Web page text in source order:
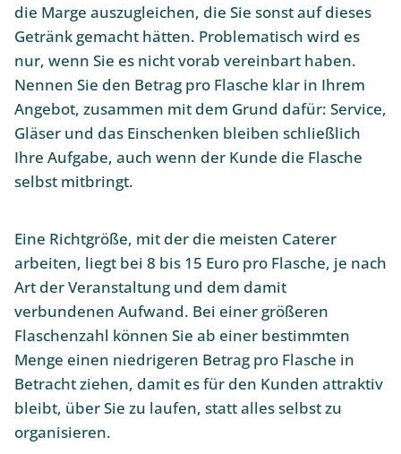
die Marge auszugleichen, die Sie sonst auf dieses
Getränk gemacht hätten. Problematisch wird es
nur, wenn Sie es nicht vorab vereinbart haben.
Nennen Sie den Betrag pro Flasche klar in Ihrem
Angebot, zusammen mit dem Grund dafür: Service,
Gläser und das Einschenken bleiben schließlich
Ihre Aufgabe, auch wenn der Kunde die Flasche
selbst mitbringt.
Eine Richtgröße, mit der die meisten Caterer
arbeiten, liegt bei 8 bis 15 Euro pro Flasche, je nach
Art der Veranstaltung und dem damit
verbundenen Aufwand. Bei einer größeren
Flaschenzahl können Sie ab einer bestimmten
Menge einen niedrigeren Betrag pro Flasche in
Betracht ziehen, damit es für den Kunden attraktiv
bleibt, über Sie zu laufen, statt alles selbst zu
organisieren.